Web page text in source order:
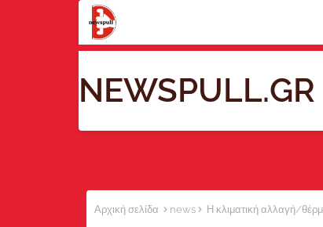
NEWSPULL.GR
Αρχική σελίδα news Η κλιματική αλλαγή/